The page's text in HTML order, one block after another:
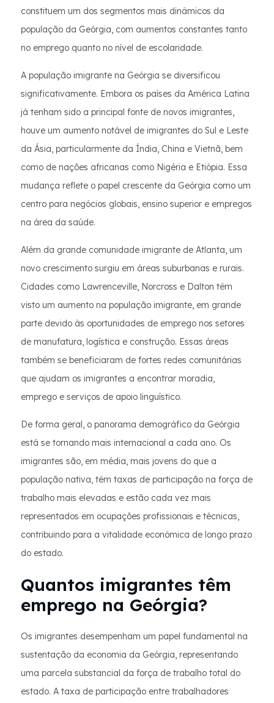
constituem um dos segmentos mais dinâmicos da
população da Geórgia, com aumentos constantes tanto
no emprego quanto no nível de escolaridade.
A população imigrante na Geórgia se diversificou
significativamente. Embora os países da América Latina
já tenham sido a principal fonte de novos imigrantes,
houve um aumento notável de imigrantes do Sul e Leste
da Ásia, particularmente da Índia, China e Vietnã, bem
como de nações africanas como Nigéria e Etiópia. Essa
mudança reflete o papel crescente da Geórgia como um
centro para negócios globais, ensino superior e empregos
na área da saúde.
Além da grande comunidade imigrante de Atlanta, um
novo crescimento surgiu em áreas suburbanas e rurais.
Cidades como Lawrenceville, Norcross e Dalton têm
visto um aumento na população imigrante, em grande
parte devido às oportunidades de emprego nos setores
de manufatura, logística e construção. Essas áreas
também se beneficiaram de fortes redes comunitárias
que ajudam os imigrantes a encontrar moradia,
emprego e serviços de apoio linguístico.
De forma geral, o panorama demográfico da Geórgia
está se tornando mais internacional a cada ano. Os
imigrantes são, em média, mais jovens do que a
população nativa, têm taxas de participação na força de
trabalho mais elevadas e estão cada vez mais
representados em ocupações profissionais e técnicas,
contribuindo para a vitalidade econômica de longo prazo
do estado.
Quantos imigrantes têm
emprego na Geórgia?
Os imigrantes desempenham um papel fundamental na
sustentação da economia da Geórgia, representando
uma parcela substancial da força de trabalho total do
estado. A taxa de participação entre trabalhadores